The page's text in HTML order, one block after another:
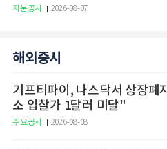
지분공시 2026-08-07
해외증시
기프티파이, 나스닥서 상장
소 입찰가 1달러 미달"
주요공시 2026-08-08